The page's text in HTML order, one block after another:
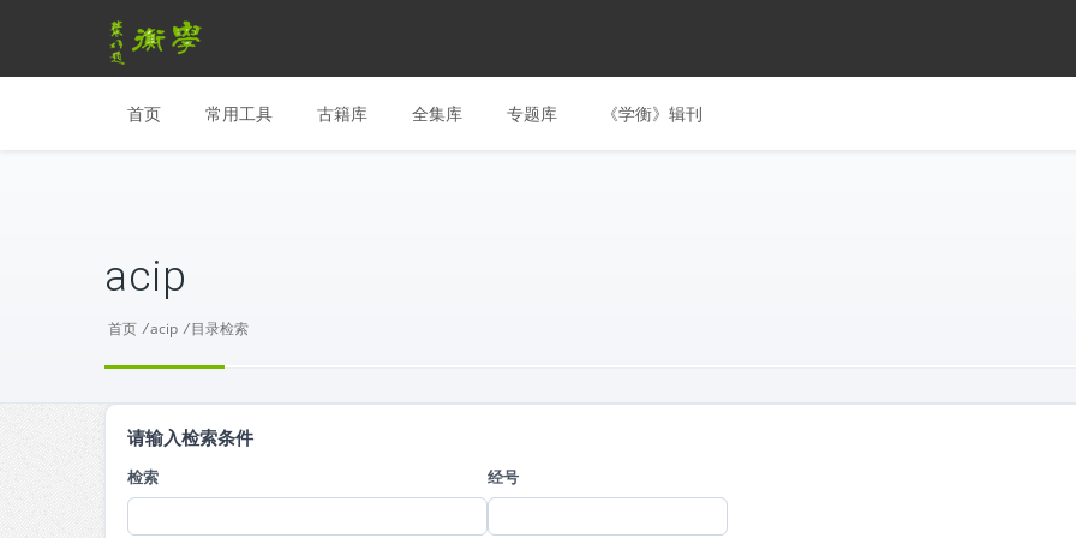
首页 常用工具 古籍库 全集库 专题库 《学衡》辑刊
acip
首页 /acip /目录检索
请输入检索条件
检索 经号